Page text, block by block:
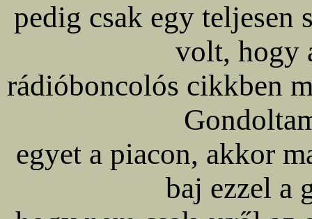
pedig csak egy teljesen
volt, hogy
rádióboncolós cikkben
egyet a piacon, akkor
baj ezzel a